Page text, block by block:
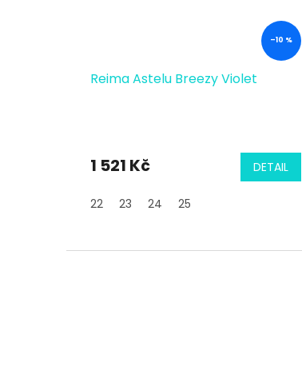
–10 %
Reima Astelu Breezy Violet
1 521 Kč DETAIL
22 23 24 25